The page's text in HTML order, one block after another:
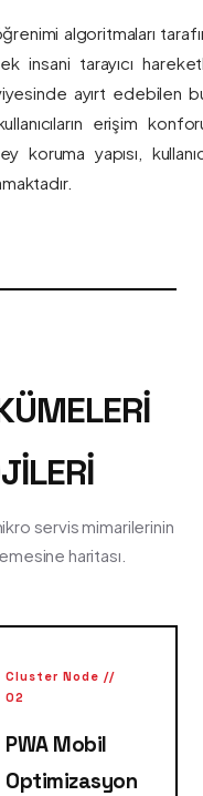
algoritmaları
insani tarayıcı
ayırt edebilen
erişim
yapısı,
servis mimarilerinin
haritası.
Cluster Node //
02
PWA Mobil
Optimizasyon